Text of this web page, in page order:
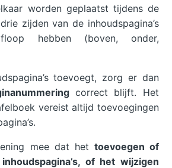
worden geplaatst tijdens de
zijden van de inhoudspagina’s
hebben (boven, onder,
toevoegt, zorg er dan
correct blijft. Het
vereist altijd toevoegingen
mee dat het toevoegen of
of het wijzigen